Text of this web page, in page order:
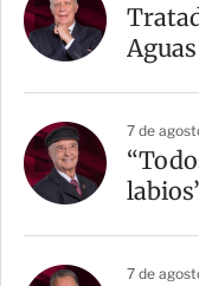
7 de
7 de